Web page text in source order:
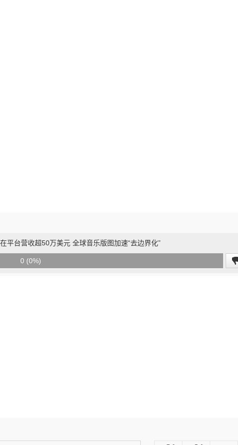
平台营收超50万美元 全球音乐版图加速“去边界化”
0 (0%)